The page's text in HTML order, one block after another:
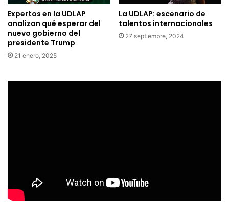
Expertos en la UDLAP
analizan qué esperar del
nuevo gobierno del
presidente Trump
21 enero, 2025
La UDLAP: escenario de
talentos internacionales
27 septiembre, 2024